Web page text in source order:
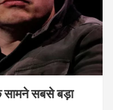
सबसे बड़ा